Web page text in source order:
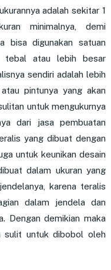
adalah sekitar 1
minimalnya, demi
bisa digunakan satuan
tebal atau lebih besar
sendiri adalah lebih
pintunya yang akan
untuk mengukurnya
dari jasa pembuatan
yang dibuat dengan
untuk keunikan desain
dalam ukuran yang
karena teralis
dalam jendela dan
Dengan demikian maka
sulit untuk dibobol oleh